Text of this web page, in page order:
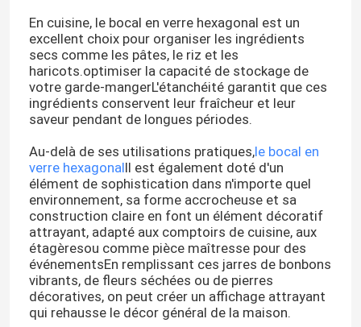
En cuisine, le bocal en verre hexagonal est un
excellent choix pour organiser les ingrédients
secs comme les pâtes, le riz et les
haricots.optimiser la capacité de stockage de
votre garde-mangerL'étanchéité garantit que ces
ingrédients conservent leur fraîcheur et leur
saveur pendant de longues périodes.
Au-delà de ses utilisations pratiques,le bocal en
verre hexagonalIl est également doté d'un
élément de sophistication dans n'importe quel
environnement, sa forme accrocheuse et sa
construction claire en font un élément décoratif
attrayant, adapté aux comptoirs de cuisine, aux
étagèresou comme pièce maîtresse pour des
événementsEn remplissant ces jarres de bonbons
vibrants, de fleurs séchées ou de pierres
décoratives, on peut créer un affichage attrayant
qui rehausse le décor général de la maison.